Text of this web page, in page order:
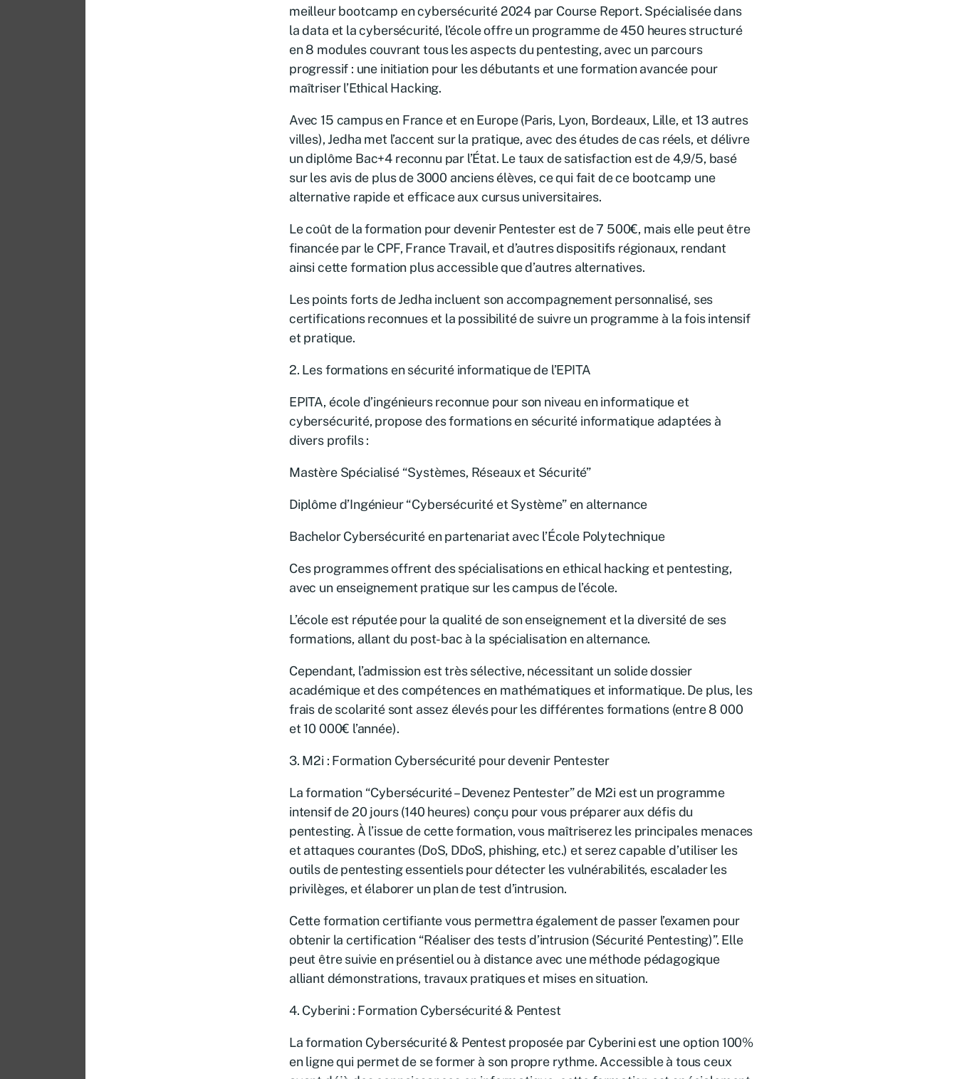
meilleur bootcamp en cybersécurité 2024 par Course Report. Spécialisée dans
la data et la cybersécurité, l’école offre un programme de 450 heures structuré
en 8 modules couvrant tous les aspects du pentesting, avec un parcours
progressif : une initiation pour les débutants et une formation avancée pour
maîtriser l’Ethical Hacking.
Avec 15 campus en France et en Europe (Paris, Lyon, Bordeaux, Lille, et 13 autres
villes), Jedha met l’accent sur la pratique, avec des études de cas réels, et délivre
un diplôme Bac+4 reconnu par l’État. Le taux de satisfaction est de 4,9/5, basé
sur les avis de plus de 3000 anciens élèves, ce qui fait de ce bootcamp une
alternative rapide et efficace aux cursus universitaires.
Le coût de la formation pour devenir Pentester est de 7 500€, mais elle peut être
financée par le CPF, France Travail, et d’autres dispositifs régionaux, rendant
ainsi cette formation plus accessible que d’autres alternatives.
Les points forts de Jedha incluent son accompagnement personnalisé, ses
certifications reconnues et la possibilité de suivre un programme à la fois intensif
et pratique.
2. Les formations en sécurité informatique de l’EPITA
EPITA, école d’ingénieurs reconnue pour son niveau en informatique et
cybersécurité, propose des formations en sécurité informatique adaptées à
divers profils :
Mastère Spécialisé “Systèmes, Réseaux et Sécurité”
Diplôme d’Ingénieur “Cybersécurité et Système” en alternance
Bachelor Cybersécurité en partenariat avec l’École Polytechnique
Ces programmes offrent des spécialisations en ethical hacking et pentesting,
avec un enseignement pratique sur les campus de l’école.
L’école est réputée pour la qualité de son enseignement et la diversité de ses
formations, allant du post-bac à la spécialisation en alternance.
Cependant, l’admission est très sélective, nécessitant un solide dossier
académique et des compétences en mathématiques et informatique. De plus, les
frais de scolarité sont assez élevés pour les différentes formations (entre 8 000
et 10 000€ l’année).
3. M2i : Formation Cybersécurité pour devenir Pentester
La formation “Cybersécurité – Devenez Pentester” de M2i est un programme
intensif de 20 jours (140 heures) conçu pour vous préparer aux défis du
pentesting. À l’issue de cette formation, vous maîtriserez les principales menaces
et attaques courantes (DoS, DDoS, phishing, etc.) et serez capable d’utiliser les
outils de pentesting essentiels pour détecter les vulnérabilités, escalader les
privilèges, et élaborer un plan de test d’intrusion.
Cette formation certifiante vous permettra également de passer l’examen pour
obtenir la certification “Réaliser des tests d’intrusion (Sécurité Pentesting)”. Elle
peut être suivie en présentiel ou à distance avec une méthode pédagogique
alliant démonstrations, travaux pratiques et mises en situation.
4. Cyberini : Formation Cybersécurité & Pentest
La formation Cybersécurité & Pentest proposée par Cyberini est une option 100%
en ligne qui permet de se former à son propre rythme. Accessible à tous ceux